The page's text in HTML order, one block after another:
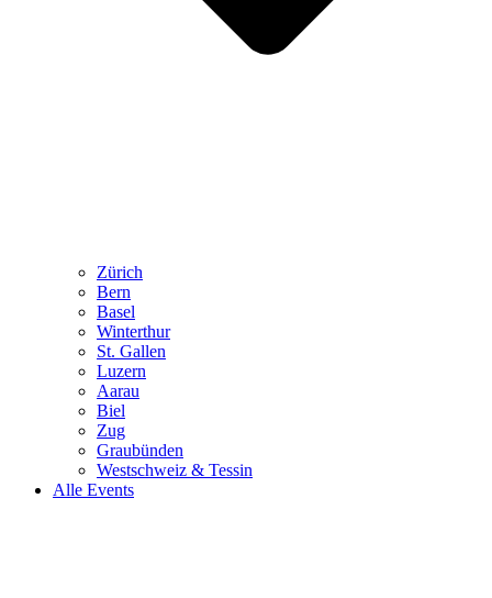
Zürich
Bern
Basel
Winterthur
St. Gallen
Luzern
Aarau
Biel
Zug
Graubünden
Westschweiz & Tessin
Alle Events